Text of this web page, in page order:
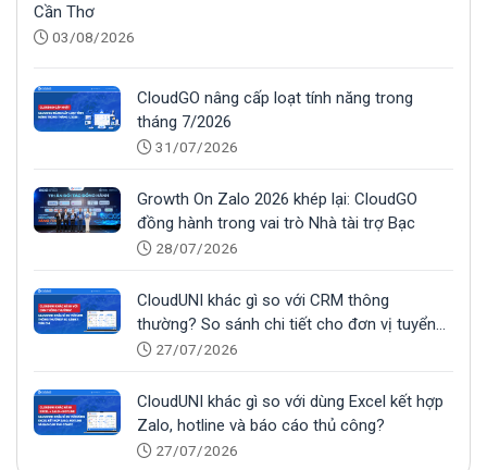
Cần Thơ
03/08/2026
CloudGO nâng cấp loạt tính năng trong
tháng 7/2026
31/07/2026
Growth On Zalo 2026 khép lại: CloudGO
đồng hành trong vai trò Nhà tài trợ Bạc
28/07/2026
CloudUNI khác gì so với CRM thông
thường? So sánh chi tiết cho đơn vị tuyển
sinh27/07/2026
CloudUNI khác gì so với dùng Excel kết hợp
Zalo, hotline và báo cáo thủ công?
27/07/2026